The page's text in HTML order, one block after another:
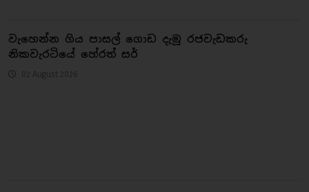
වැහෙන්න ගිය පාසල් ගොඩ දැමූ රජවැඩකරු
නිකවැරටියේ හේරත් සර්
02 August 2026